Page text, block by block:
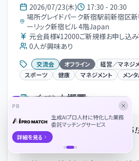
2026/07/23(木)
17:30 - 20:30
場所グレイドパーク新宿駅前新宿区新
ーリック新宿ビル 4階Japan
元会員様¥12000ご新規様お申し込
0人が興味あり
交流会 オフライン 経営／マネジ
スポーツ
健康 マネジメント メン
イベント概要
最強のマルチプレイヤーになる
げ方
PR
生成AIプロ人材に特化した業務
委託マッチングサービス
詳細を見る